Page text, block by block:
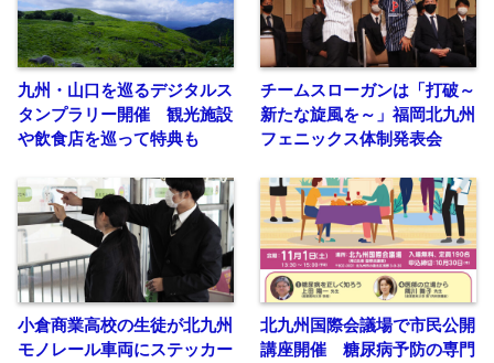
九州・山口を巡るデジタルス
タンプラリー開催 観光施設
や飲食店を巡って特典も
チームスローガンは「打破～
新たな旋風を～」福岡北九州
フェニックス体制発表会
小倉商業高校の生徒が北九州
モノレール車両にステッカー
北九州国際会議場で市民公開
講座開催 糖尿病予防の専門